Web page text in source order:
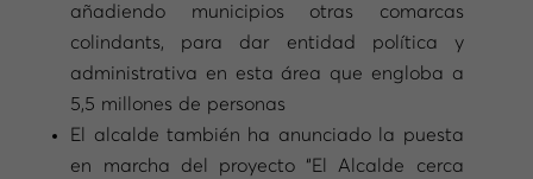
añadiendo municipios otras comarcas
colindants, para dar entidad política y
administrativa en esta área que engloba a
5,5 millones de personas
El alcalde también ha anunciado la puesta
en marcha del proyecto “El Alcalde cerca